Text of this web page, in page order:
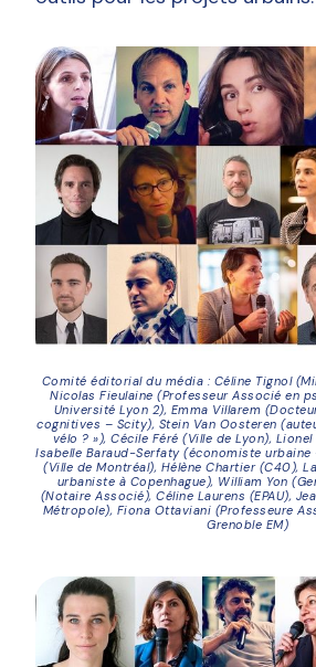
Comité éditorial du média : Céline Tignol
Nicolas Fieulaine (Professeur Associé en
Université Lyon 2), Emma Villarem
cognitives – Scity), Stein Van Oosteren
vélo ? »), Cécile Féré (Ville de Lyon),
Isabelle Baraud-Serfaty (économiste
(Ville de Montréal), Hélène Chartier (C40),
urbaniste à Copenhague), William Yon
(Notaire Associé), Céline Laurens (EPAU),
Métropole), Fiona Ottaviani (Professeure
Grenoble EM)